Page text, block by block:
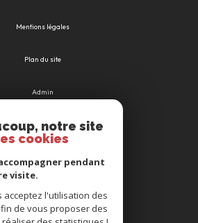
Mentions légales
Plan du site
Admin
Nos honoraires
Cookies
notre site
cookies
pendant
visite.
acceptez l'utilisation des
de vous proposer des